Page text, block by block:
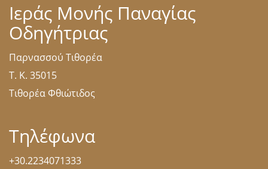
Ιεράς Μονής Παναγίας
Οδηγήτριας
Παρνασσού Τιθορέα
Τ. Κ. 35015
Τιθορέα Φθιώτιδος
Τηλέφωνα
+30.2234071333